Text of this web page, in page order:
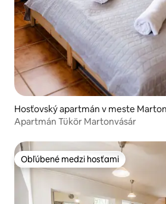
Hosťovský apartmán v meste
Apartmán Tükör Martonvásár
Obľúbené medzi hosťami
Obľúbené medzi hosťami